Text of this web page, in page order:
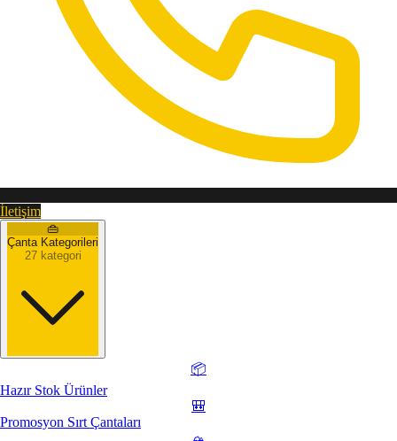
İletişim
👜
Çanta Kategorileri
27 kategori
📦
Hazır Stok Ürünler
🎒
Promosyon Sırt Çantaları